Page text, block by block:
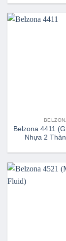
Belzona 4411
Nhựa 2